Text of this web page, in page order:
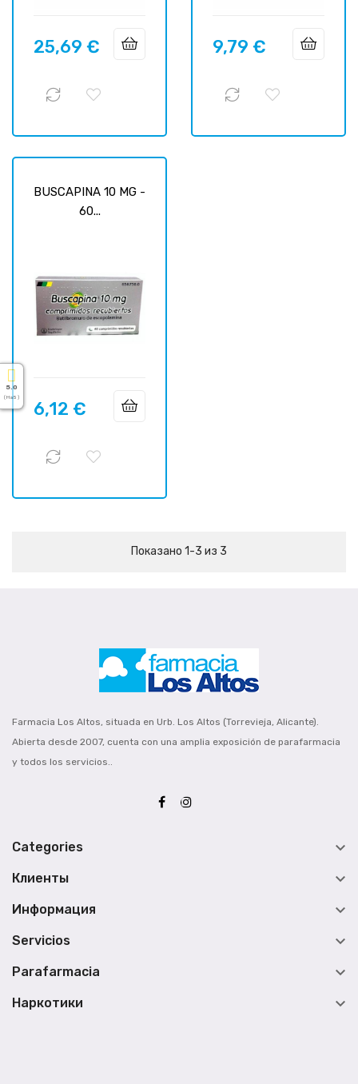
Цена
25,69 € Цена
9,79 €
BUSCAPINA 10 MG -
60...
Цена
6,12 €
Показано 1-3 из 3
Farmacia Los Altos, situada en Urb. Los Altos (Torrevieja, Alicante).
Abierta desde 2007, cuenta con una amplia exposición de parafarmacia
y todos los servicios..
Categories 
Клиенты 
Информация 
Servicios 
Parafarmacia 
Наркотики 
5.0
( На 5 )